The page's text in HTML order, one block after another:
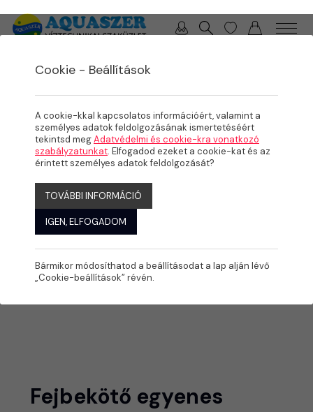
Fejbekötő egyenes
Cookie - Beállítások
A cookie-kkal kapcsolatos információért, valamint a
személyes adatok feldolgozásának ismertetéséért
tekintsd megAdatvédelmi és cookie-kra vonatkozó
szabályzatunkat. Elfogadod ezeket a cookie-kat és az
érintett személyes adatok feldolgozását?
TOVÁBBI INFORMÁCIÓ
IGEN, ELFOGADOM
Bármikor módosíthatod a beállításodat a lap alján lévő
„Cookie-beállítások” révén.